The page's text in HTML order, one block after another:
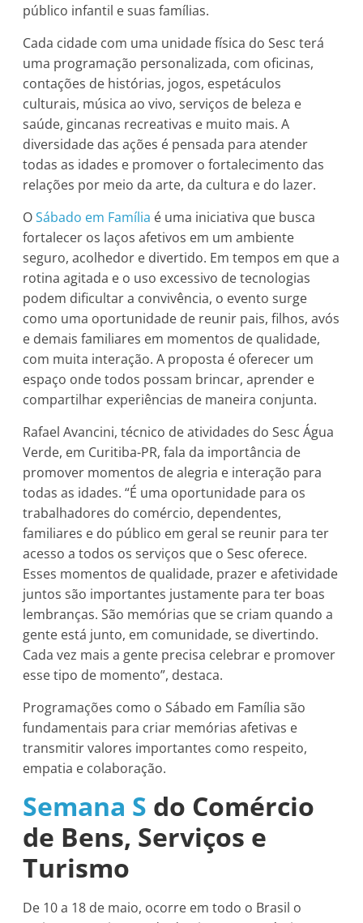
público infantil e suas famílias.
Cada cidade com uma unidade física do Sesc terá
uma programação personalizada, com oficinas,
contações de histórias, jogos, espetáculos
culturais, música ao vivo, serviços de beleza e
saúde, gincanas recreativas e muito mais. A
diversidade das ações é pensada para atender
todas as idades e promover o fortalecimento das
relações por meio da arte, da cultura e do lazer.
OSábado em Família é uma iniciativa que busca
fortalecer os laços afetivos em um ambiente
seguro, acolhedor e divertido. Em tempos em que a
rotina agitada e o uso excessivo de tecnologias
podem dificultar a convivência, o evento surge
como uma oportunidade de reunir pais, filhos, avós
e demais familiares em momentos de qualidade,
com muita interação. A proposta é oferecer um
espaço onde todos possam brincar, aprender e
compartilhar experiências de maneira conjunta.
Rafael Avancini, técnico de atividades do Sesc Água
Verde, em Curitiba-PR, fala da importância de
promover momentos de alegria e interação para
todas as idades. “É uma oportunidade para os
trabalhadores do comércio, dependentes,
familiares e do público em geral se reunir para ter
acesso a todos os serviços que o Sesc oferece.
Esses momentos de qualidade, prazer e afetividade
juntos são importantes justamente para ter boas
lembranças. São memórias que se criam quando a
gente está junto, em comunidade, se divertindo.
Cada vez mais a gente precisa celebrar e promover
esse tipo de momento”, destaca.
Programações como o Sábado em Família são
fundamentais para criar memórias afetivas e
transmitir valores importantes como respeito,
empatia e colaboração.
Semana S do Comércio
de Bens, Serviços e
Turismo
De 10 a 18 de maio, ocorre em todo o Brasil o